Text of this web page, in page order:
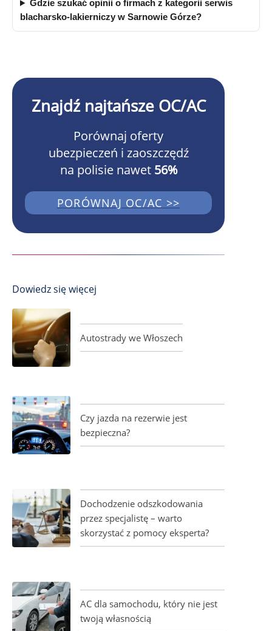
Gdzie szukać opinii o firmach z kategorii serwis
blacharsko-lakierniczy w Sarnowie Górze?
Znajdź najtańsze OC/AC
Porównaj oferty
ubezpieczeń i zaoszczędź
na polisie nawet 56%
PORÓWNAJ OC/AC >>
Dowiedz się więcej
Autostrady we Włoszech
Czy jazda na rezerwie jest
bezpieczna?
Dochodzenie odszkodowania
przez specjalistę – warto
skorzystać z pomocy eksperta?
AC dla samochodu, który nie jest
twoją własnością